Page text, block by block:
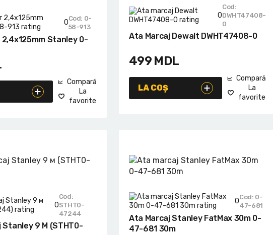
0Cod: 0-
58-913
Stanley 0-
Compară
La
favorite
0
Cod:
DWHT47408-
0
Ata Marcaj Dewalt DWHT47408-0
499 MDL
LA COȘ
Compară
La
favorite
0
Cod:
STHT0-
47244
Stanley 9 М (STHT0-
0Cod: 0-
47-681
Ata Marcaj Stanley FatMax 30m 0-
47-681 30m